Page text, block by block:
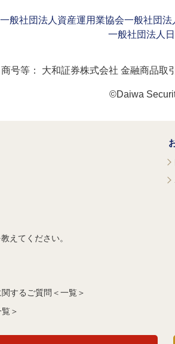
一般社団法人資産運用業協会一般社団法
一般社団法人
商号等： 大和証券株式会社 金融商品取
©Daiwa
えてください。
するご質問＜一覧＞
＞